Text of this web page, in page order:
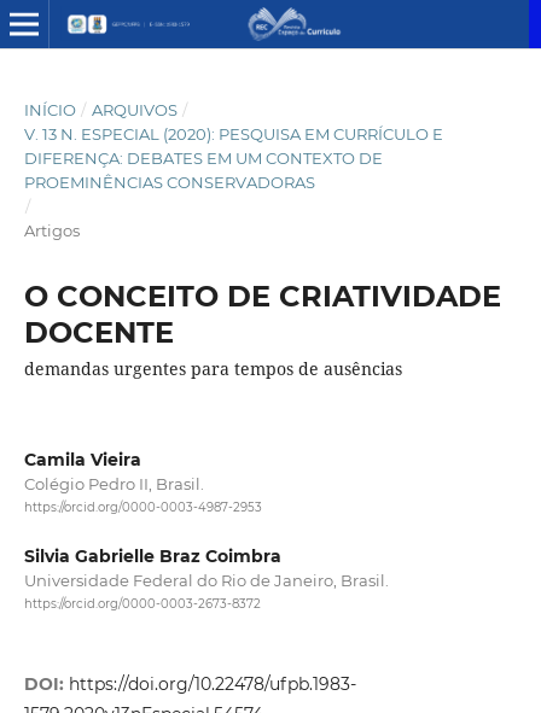
INÍCIO / ARQUIVOS /
V. 13 N. ESPECIAL (2020): PESQUISA EM CURRÍCULO E
DIFERENÇA: DEBATES EM UM CONTEXTO DE
PROEMINÊNCIAS CONSERVADORAS
/
Artigos
O CONCEITO DE CRIATIVIDADE
DOCENTE
demandas urgentes para tempos de ausências
Camila Vieira
Colégio Pedro II, Brasil.
https://orcid.org/0000-0003-4987-2953
Silvia Gabrielle Braz Coimbra
Universidade Federal do Rio de Janeiro, Brasil.
https://orcid.org/0000-0003-2673-8372
DOI: https://doi.org/10.22478/ufpb.1983-